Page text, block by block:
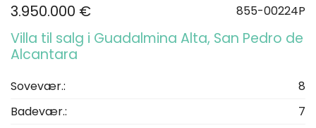
3.950.000 € 855-00224P
Villa til salg i Guadalmina Alta, San Pedro de
Alcantara
Sovevær.:
8
Badevær.:
7